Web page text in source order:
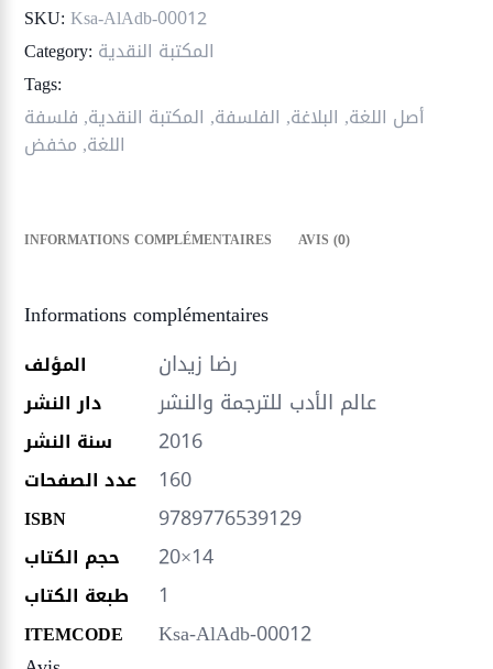
SKU: Ksa-AlAdb-00012
Category: المكتبة النقدية
Tags:
أصل اللغة, البلاغة, الفلسفة, المكتبة النقدية,فلسفة
اللغة,مخفض
INFORMATIONS COMPLÉMENTAIRES AVIS (0)
Informations complémentaires
المؤلف رضا زيدان
دار النشر عالم الأدب للترجمة والنشر
سنة النشر 2016
عدد الصفحات 160
ISBN 9789776539129
حجم الكتاب 20×14
طبعة الكتاب 1
ITEMCODE
Ksa-AlAdb-00012